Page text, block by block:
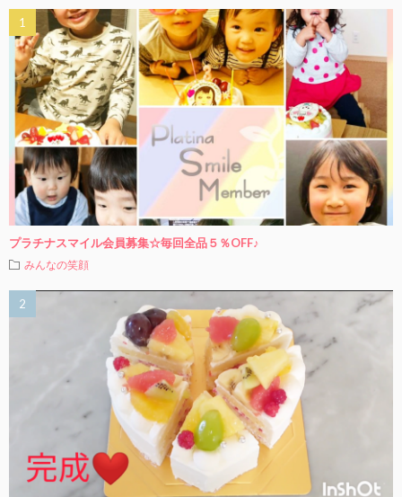
プラチナスマイル会員募集☆毎回全品５％OFF♪
みんなの笑顔